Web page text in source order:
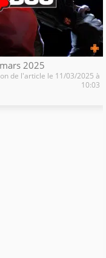
2025
de l'article le 11/03/2025 à
10:03